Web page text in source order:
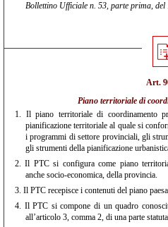
Bollettino Ufficiale n. 53, parte prima, del
Art.
Piano territoriale di
1. Il piano territoriale di coordinamento
pianificazione territoriale al quale si
i programmi di settore provinciali, gli
gli strumenti della pianificazione
2.Il PTC si configura come piano
anche socio-economica, della provincia.
3. Il PTC recepisce i contenuti del piano
4. Il PTC si compone di un quadro
all’articolo 3, comma 2, di una parte